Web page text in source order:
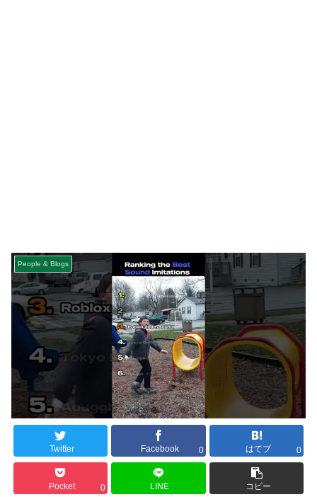
People & Blogs
Twitter Facebook 0 はてブ 0
Pocket 0 LINE コピー